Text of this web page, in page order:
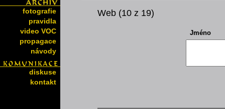
fotografie
pravidla
video VOC
propagace
návody
diskuse
kontakt
Web (10 z 19)
Jméno